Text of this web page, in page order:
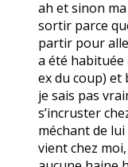
ah et sinon
sortir parce
partir pour
a été habituée
ex du coup)
je sais pas
s’incruster
méchant de
vient chez